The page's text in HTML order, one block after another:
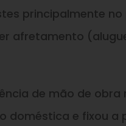
principalmente
afretamento
de mão de
doméstica e fixou a